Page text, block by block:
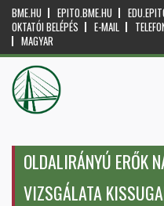
BME.HU EPITO.BME.HU
OKTATÓI BELÉPÉS
E-MAIL
MAGYAR
OLDALIRÁNYÚ ERŐK
VIZSGÁLATA